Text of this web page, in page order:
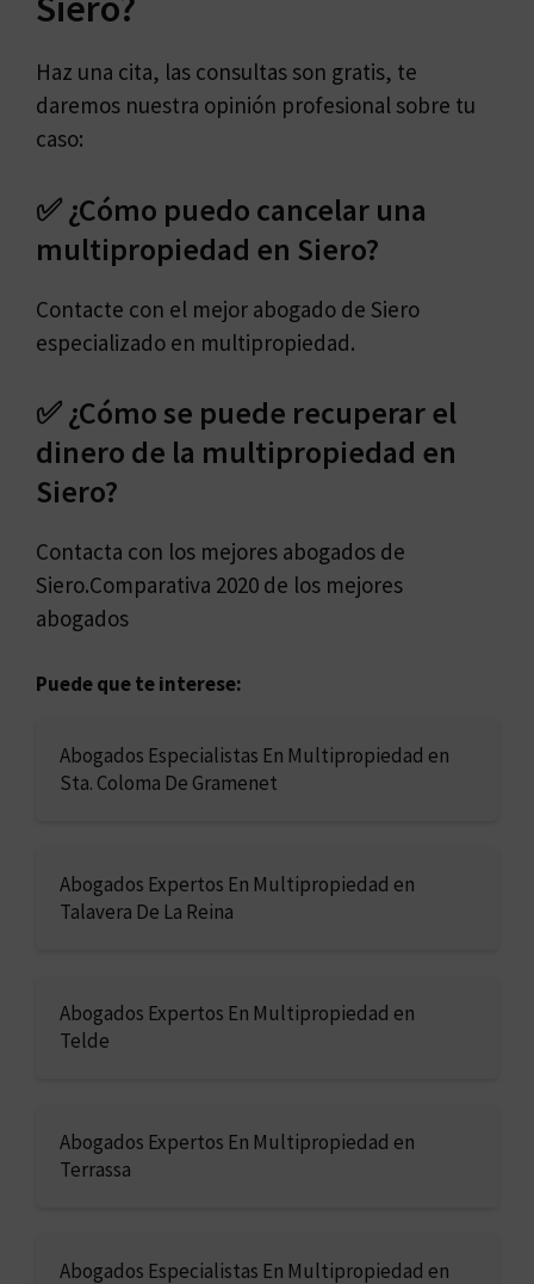
Haz una cita, las consultas son gratis, te
daremos nuestra opinión profesional sobre tu
caso:
✅ ¿Cómo puedo cancelar una
multipropiedad en Siero?
Contacte con el mejor abogado de Siero
especializado en multipropiedad.
✅ ¿Cómo se puede recuperar el
dinero de la multipropiedad en
Siero?
Contacta con los mejores abogados de
Siero.Comparativa 2020 de los mejores
abogados
Puede que te interese:
Abogados Especialistas En Multipropiedad en
Sta. Coloma De Gramenet
Abogados Expertos En Multipropiedad en
Talavera De La Reina
Abogados Expertos En Multipropiedad en
Telde
Abogados Expertos En Multipropiedad en
Terrassa
Abogados Especialistas En Multipropiedad en